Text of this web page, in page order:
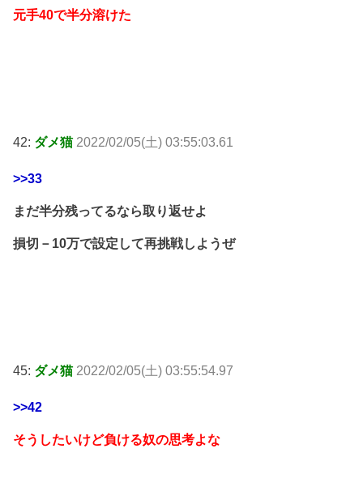
元手40で半分溶けた
42: ダメ猫 2022/02/05(土) 03:55:03.61
>>33
まだ半分残ってるなら取り返せよ
損切－10万で設定して再挑戦しようぜ
45: ダメ猫 2022/02/05(土) 03:55:54.97
>>42
そうしたいけど負ける奴の思考よな